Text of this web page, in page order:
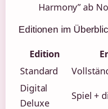
Harmony” ab
Editionen im
Edition
Standard
Digital
Deluxe
Spiel +